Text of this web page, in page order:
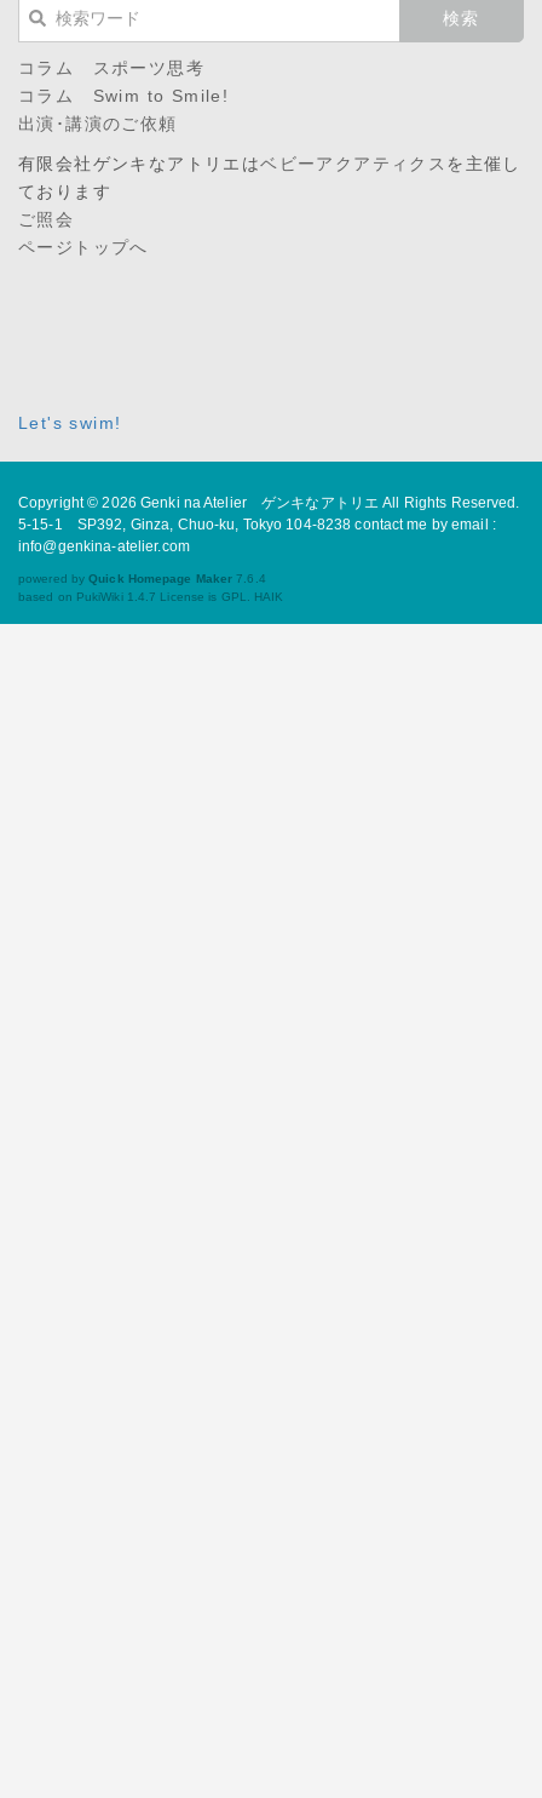
コラム スポーツ思考
コラム Swim to Smile!
出演･講演のご依頼
有限会社ゲンキなアトリエはベビーアクアティクス を主催し
ております
ご照会
ページトップへ
Let's swim!
Copyright © 2026Genki na Atelier ゲンキなアトリエ All Rights Reserved.
5-15-1 SP392, Ginza, Chuo-ku, Tokyo 104-8238 contact me by email :
info@genkina-atelier.com
powered byQuick Homepage Maker 7.6.4
based on PukiWiki 1.4.7 License is GPL. HAIK